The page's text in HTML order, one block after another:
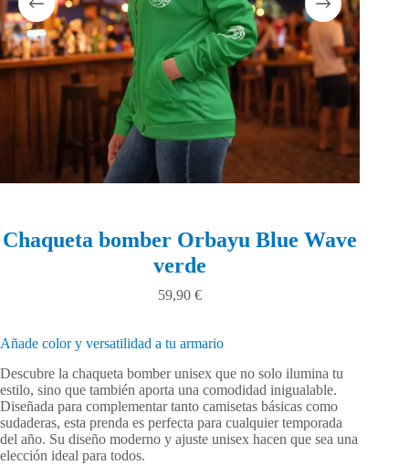
Chaqueta bomber Orbayu Blue Wave
verde
59,90€
Añade color y versatilidad a tu armario
Descubre la chaqueta bomber unisex que no solo ilumina tu
estilo, sino que también aporta una comodidad inigualable.
Diseñada para complementar tanto camisetas básicas como
sudaderas, esta prenda es perfecta para cualquier temporada
del año. Su diseño moderno y ajuste unisex hacen que sea una
elección ideal para todos.